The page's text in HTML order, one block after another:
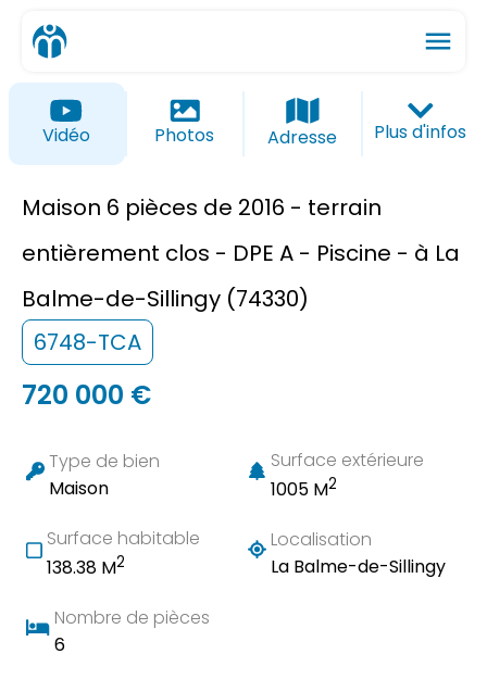
menu
ios_share
Vidéo Photos Adresse Plus d'infos
Maison 6 pièces de 2016 - terrain
entièrement clos - DPE A - Piscine - à La
Balme-de-Sillingy (74330)
6748-TCA
720 000 €
Type de bien
Maison
Surface extérieure
1005 M2
Surface habitable
138.38 M2
Localisation
La Balme-de-Sillingy
Nombre de pièces
6